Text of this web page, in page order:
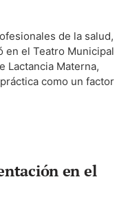
de la salud,
en el Teatro Municipal
Lactancia Materna,
como un factor
en el